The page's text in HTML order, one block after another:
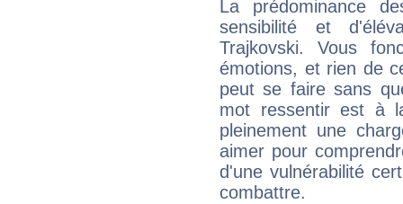
La prédominance
sensibilité et
Trajkovski. Vous
émotions, et rien de
peut se faire sans
mot ressentir est à
pleinement une
aimer pour
d'une vulnérabilité
combattre.